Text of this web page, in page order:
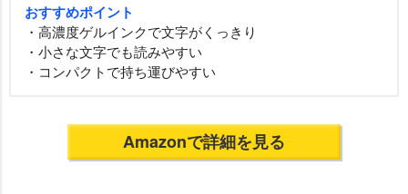
おすすめポイント
・高濃度ゲルインクで文字がくっきり
・小さな文字でも読みやすい
・コンパクトで持ち運びやすい
Amazonで詳細を見る